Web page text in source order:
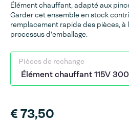
Élément chauffant, adapté aux
Garder cet ensemble en stock
remplacement rapide des pièces, à
processus d'emballage.
Pièces de rechange
€ 73,50